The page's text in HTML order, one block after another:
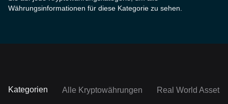
Währungsinformationen für diese Kategorie zu sehen.
Kategorien Alle Kryptowährungen Real World Assets